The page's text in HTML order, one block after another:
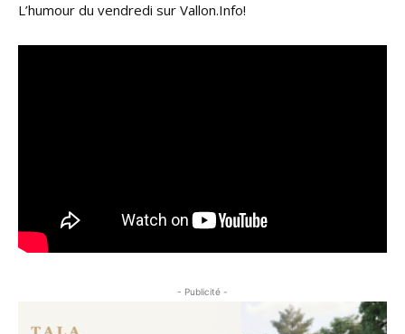
L’humour du vendredi sur Vallon.Info!
- Publicité -